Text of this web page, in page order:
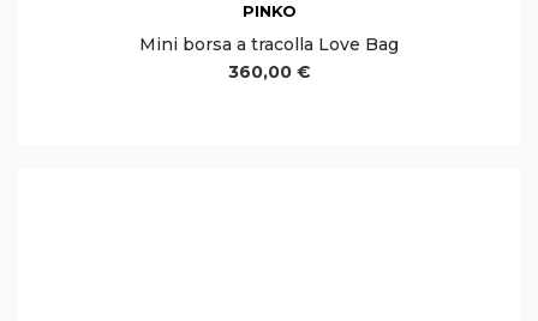
PINKO
Mini borsa a tracolla Love Bag
360,00 €